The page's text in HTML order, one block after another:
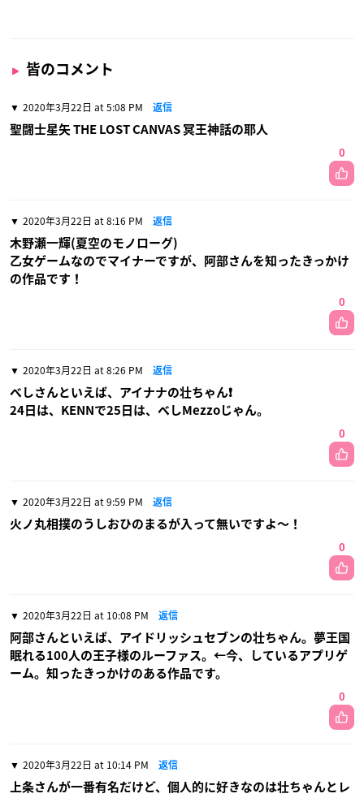
皆のコメント
2020年3月22日 at 5:08 PM 返信
聖闘士星矢 THE LOST CANVAS 冥王神話の耶人
0
2020年3月22日 at 8:16 PM 返信
木野瀬一輝(夏空のモノローグ)
乙女ゲームなのでマイナーですが、阿部さんを知ったきっかけ
の作品です！
0
2020年3月22日 at 8:26 PM 返信
べしさんといえば、アイナナの壮ちゃん❗️
24日は、KENNで25日は、べしMezzoじゃん。
0
2020年3月22日 at 9:59 PM 返信
火ノ丸相撲のうしおひのまるが入って無いですよ〜！
0
2020年3月22日 at 10:08 PM 返信
阿部さんといえば、アイドリッシュセブンの壮ちゃん。夢王国
眠れる100人の王子様のルーファス。←今、しているアプリゲ
ーム。知ったきっかけのある作品です。
0
2020年3月22日 at 10:14 PM 返信
上条さんが一番有名だけど、個人的に好きなのは壮ちゃんとレ